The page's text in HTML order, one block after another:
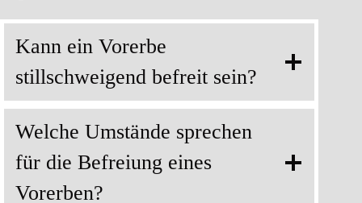
Kann ein Vorerbe
stillschweigend befreit sein?
Welche Umstände sprechen
für die Befreiung eines
Vorerben?